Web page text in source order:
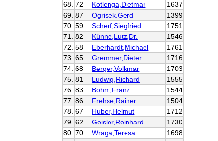
68. 72 Kotlenga,Dietmar
1637
69. 87 Ogrisek,Gerd
1399
70. 59 Scherf,Siegfried
1751
71.
82 Künne,Lutz,Dr.
1546
72.
58 Eberhardt,Michael
1761
73.
65 Gremmer,Dieter
1716
74. 68 Berger,Volkmar
1703
75. 81 Ludwig,Richard
1555
76. 83 Böhm,Franz
1544
77.
86 Frehse,Rainer
1504
78. 67 Huber,Helmut
1712
79. 62 Geisler,Reinhard
1730
80. 70 Wraga,Teresa
1698